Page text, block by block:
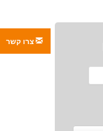
צרו קשר